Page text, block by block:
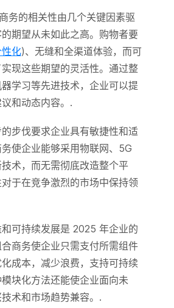
务的相关性由几个关键因素驱
期望从未如此之高。购物者要
化)、无缝和全渠道体验，而可
现这些期望的灵活性。通过整
学习等先进技术，企业可以提
和动态内容。.
步伐要求企业具有敏捷性和适
使企业能够采用物联网、5G
术，而无需彻底改造整个平
于在竞争激烈的市场中保持领
可持续发展是 2025 年企业的
商务使企业只需支付所需组件
成本，减少浪费，支持可持续
块化方法还能使企业面向未
术和市场趋势兼容。.